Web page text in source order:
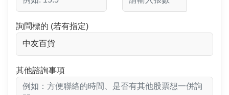
詢問標的 (若有指定)
其他諮詢事項